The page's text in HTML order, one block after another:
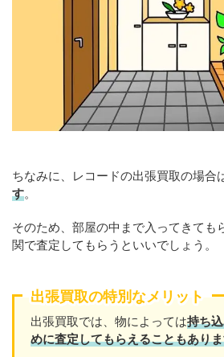
ちなみに、レコードの出張買取の場合
す。
そのため、部屋の中まで入ってきても
関で査定してもらうといいでしょう。
出張買取の特別なメリット
出張買取では、物によっては持ち
めに査定してもらえることもあり